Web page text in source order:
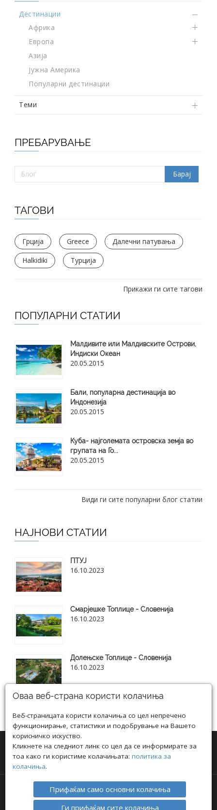
Дестинации
Африка
Европа
Азија
Јужна Америка
Популарни дестинации
Теми
ПРЕБАРУВАЊЕ
ТАГОВИ
Грција Greece Далечни патувања
Halkidiki Турција
Прикажи ги сите тагови
ПОПУЛАРНИ СТАТИИ
Малдивите или Малдивските Острови,
Индиски Океан
20.05.2015
Бали, популарна дестинација во
Индонезија
20.05.2015
Куба- најголемата островска земја во
групата на Го...
20.05.2015
Види ги сите популарни блог статии
НАЈНОВИ СТАТИИ
ПТУЈ
16.10.2023
Смарјешке Топлице - Словенија
16.10.2023
Долењске Топлице - Словенија
16.10.2023
Види ги сите нови блог статии
АВТОРСКИ ПРАВА © 2021 ТРАВЕЛ ИНФО
ПОЛИТИКА ЗА ПРИВАТНОСТ
Оваа веб-страна користи колачиња
Веб-страницата користи колачиња со цел непречено
функционирање, статистики и подобрување на Вашето
корисничко искуство.
Кликнете на следниот линк со цел да се информирате за
тоа како ги користиме колачињата: политика за
колачиња.
Прифаќам само основни колачиња
Ги прифаќам сите колачиња